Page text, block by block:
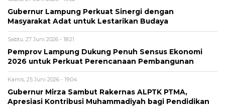
Gubernur Lampung Perkuat Sinergi dengan
Masyarakat Adat untuk Lestarikan Budaya
Sabtu, 27 Juni 2026 - 18:21
Pemprov Lampung Dukung Penuh Sensus Ekonomi
2026 untuk Perkuat Perencanaan Pembangunan
Kamis, 25 Juni 2026 - 19:04
Gubernur Mirza Sambut Rakernas ALPTK PTMA,
Apresiasi Kontribusi Muhammadiyah bagi Pendidikan